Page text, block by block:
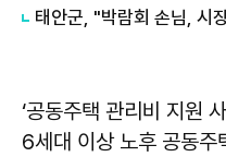
‘공동주택 관리비 지원
6세대 이상 노후 공동주